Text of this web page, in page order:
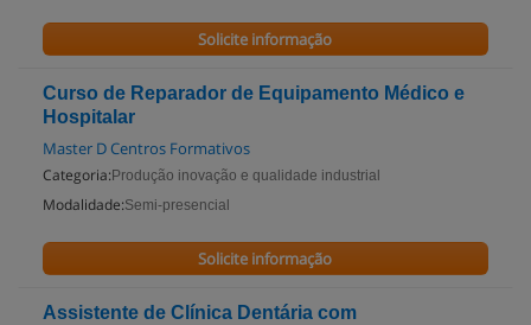
Solicite informação
Curso de Reparador de Equipamento Médico e
Hospitalar
Master D Centros Formativos
Categoria: Produção inovação e qualidade industrial
Modalidade:Semi-presencial
Solicite informação
Assistente de Clínica Dentária com